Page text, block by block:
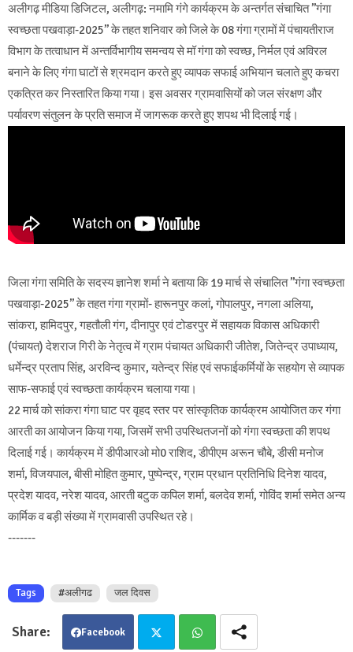
अलीगढ़ मीडिया डिजिटल, अलीगढ़: नमामि गंगे कार्यक्रम के अन्तर्गत संचाचित ’’गंगा
स्वच्छता पखवाड़ा-2025’’ के तहत शनिवार को जिले के 08 गंगा ग्रामों में पंचायतीराज
विभाग के तत्वाधान में अन्तर्विभागीय समन्वय से मॉ गंगा को स्वच्छ, निर्मल एवं अविरल
बनाने के लिए गंगा घाटों से श्रमदान करते हुए व्यापक सफाई अभियान चलाते हुए कचरा
एकत्रित कर निस्तारित किया गया। इस अवसर ग्रामवासियों को जल संरक्षण और
पर्यावरण संतुलन के प्रति समाज में जागरूक करते हुए शपथ भी दिलाई गई।
जिला गंगा समिति के सदस्य ज्ञानेश शर्मा ने बताया कि 19 मार्च से संचालित ’’गंगा स्वच्छता
पखवाड़ा-2025’’ के तहत गंगा ग्रामों- हारूनपुर कलां, गोपालपुर, नगला अलिया,
सांकरा, हामिदपुर, गहतौली गंग, दीनापुर एवं टोडरपुर में सहायक विकास अधिकारी
(पंचायत) देशराज गिरी के नेतृत्व में ग्राम पंचायत अधिकारी जीतेश, जितेन्द्र उपाध्याय,
धर्मेन्द्र प्रताप सिंह, अरविन्द कुमार, यतेन्द्र सिंह एवं सफाईकर्मियों के सहयोग से व्यापक
साफ-सफाई एवं स्वच्छता कार्यक्रम चलाया गया।
22 मार्च को सांकरा गंगा घाट पर वृहद स्तर पर सांस्कृतिक कार्यक्रम आयोजित कर गंगा
आरती का आयोजन किया गया, जिसमें सभी उपस्थितजनों को गंगा स्वच्छता की शपथ
दिलाई गई। कार्यक्रम में डीपीआरओ मो0 राशिद, डीपीएम अरून चौबे, डीसी मनोज
शर्मा, विजयपाल, बीसी मोहित कुमार, पुष्पेन्द्र, ग्राम प्रधान प्रतिनिधि दिनेश यादव,
प्रदेश यादव, नरेश यादव, आरती बटुक कपिल शर्मा, बलदेव शर्मा, गोविंद शर्मा समेत अन्य
कार्मिक व बड़ी संख्या में ग्रामवासी उपस्थित रहे।
-------
Tags #अलीगढ जल दिवस
Facebook